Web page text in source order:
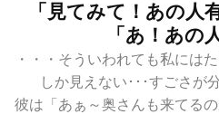
「見てみて！あの人
「あ！あの
・・・そういわれても私には
しか見えない･･･すごさが
彼は「あぁ～奥さんも来てる